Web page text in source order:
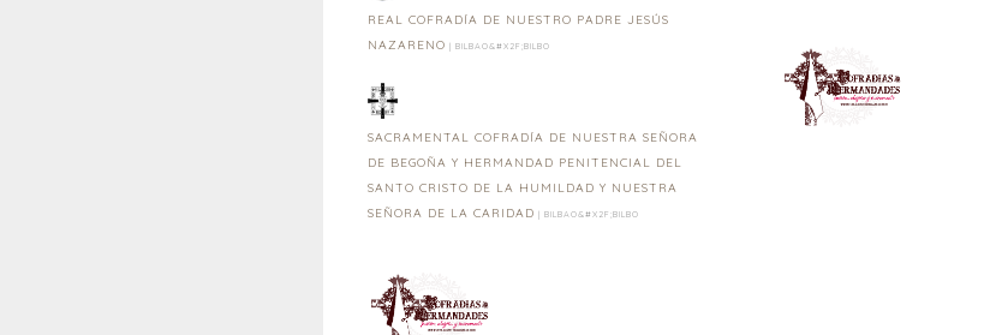
REAL COFRADÍA DE NUESTRO PADRE JESÚS
NAZARENO | BILBAO&#X2F;BILBO
SACRAMENTAL COFRADÍA DE NUESTRA SEÑORA
DE BEGOÑA Y HERMANDAD PENITENCIAL DEL
SANTO CRISTO DE LA HUMILDAD Y NUESTRA
SEÑORA DE LA CARIDAD | BILBAO&#X2F;BILBO